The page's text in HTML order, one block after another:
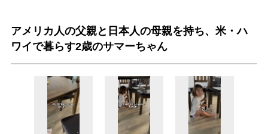
アメリカ人の父親と日本人の母親を持ち、米・ハ
ワイで暮らす2歳のサマーちゃん